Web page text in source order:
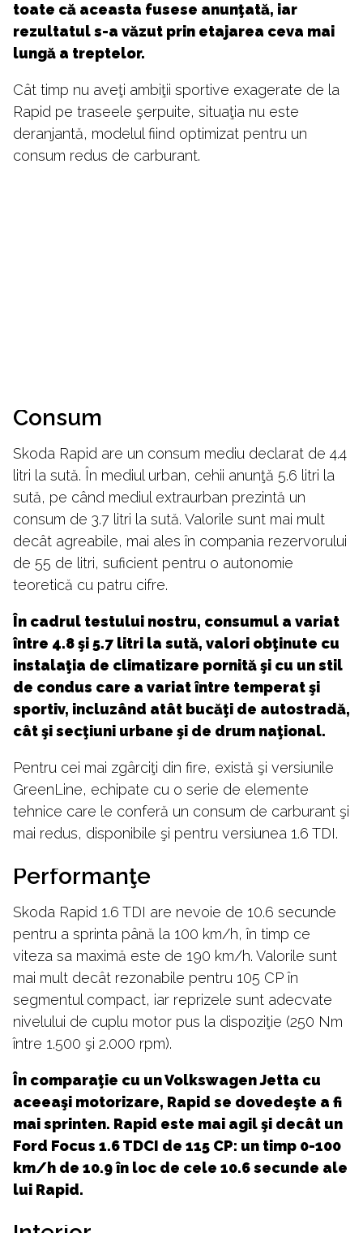
toate că aceasta fusese anunţată, iar
rezultatul s-a văzut prin etajarea ceva mai
lungă a treptelor.
Cât timp nu aveţi ambiţii sportive exagerate de la
Rapid pe traseele şerpuite, situaţia nu este
deranjantă, modelul fiind optimizat pentru un
consum redus de carburant.
Consum
Skoda Rapid are un consum mediu declarat de 4.4
litri la sută. În mediul urban, cehii anunţă 5.6 litri la
sută, pe când mediul extraurban prezintă un
consum de 3.7 litri la sută. Valorile sunt mai mult
decât agreabile, mai ales în compania rezervorului
de 55 de litri, suficient pentru o autonomie
teoretică cu patru cifre.
În cadrul testului nostru, consumul a variat
între 4.8 şi 5.7 litri la sută, valori obţinute cu
instalaţia de climatizare pornită şi cu un stil
de condus care a variat între temperat şi
sportiv, incluzând atât bucăţi de autostradă,
cât şi secţiuni urbane şi de drum naţional.
Pentru cei mai zgârciţi din fire, există şi versiunile
GreenLine, echipate cu o serie de elemente
tehnice care le conferă un consum de carburant şi
mai redus, disponibile şi pentru versiunea 1.6 TDI.
Performanţe
Skoda Rapid 1.6 TDI are nevoie de 10.6 secunde
pentru a sprinta până la 100 km/h, în timp ce
viteza sa maximă este de 190 km/h. Valorile sunt
mai mult decât rezonabile pentru 105 CP în
segmentul compact, iar reprizele sunt adecvate
nivelului de cuplu motor pus la dispoziţie (250 Nm
între 1.500 şi 2.000 rpm).
În comparaţie cu un Volkswagen Jetta cu
aceeaşi motorizare, Rapid se dovedeşte a fi
mai sprinten. Rapid este mai agil şi decât un
Ford Focus 1.6 TDCI de 115 CP: un timp 0-100
km/h de 10.9 în loc de cele 10.6 secunde ale
lui Rapid.